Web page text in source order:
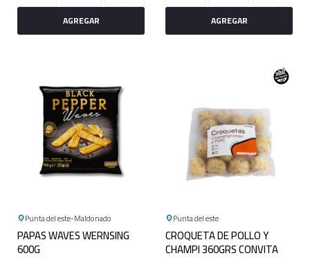
Punta del este Maldonado
PAPAS WAVES WERNSING
600G
Punta del este
CROQUETA DE POLLO Y
CHAMPI 360GRS CONVITA